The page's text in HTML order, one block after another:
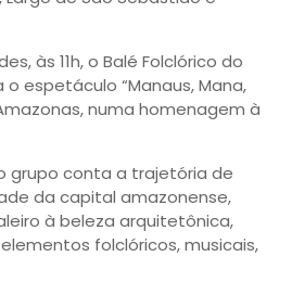
às 11h, o Balé Folclórico do
espetáculo “Manaus, Mana,
numa homenagem à
grupo conta a trajetória de
da capital amazonense,
à beleza arquitetônica,
folclóricos, musicais,